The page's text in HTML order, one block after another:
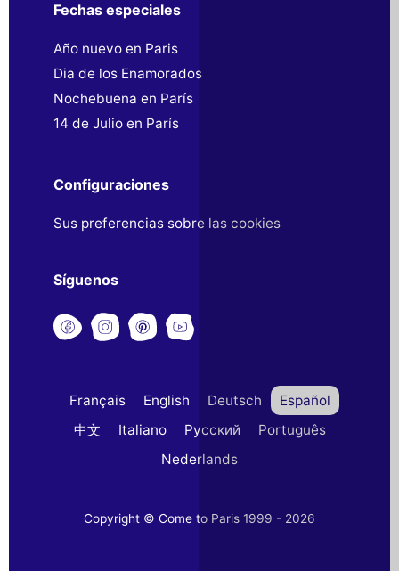
Fechas especiales
Año nuevo en Paris
Dia de los Enamorados
Nochebuena en París
14 de Julio en París
Configuraciones
Sus preferencias sobre las cookies
Síguenos
Français English Deutsch
Español
中文
Italiano Русский
Português
Nederlands
Copyright © Come to Paris 1999 - 2026